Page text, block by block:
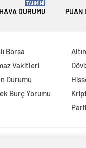
HAVA DURUMU
TAHMİNİ
PUAN
Borsa
Vakitleri
Durumu
Burç Yorumu